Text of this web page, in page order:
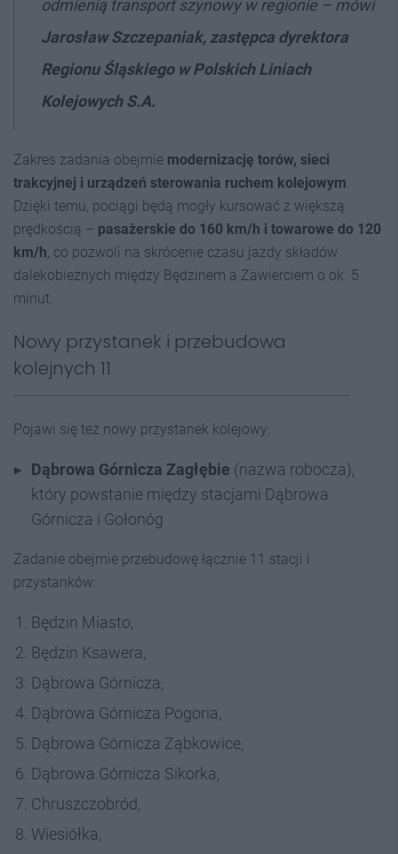
odmienią transport szynowy w regionie – mówi
Jarosław Szczepaniak, zastępca dyrektora
Regionu Śląskiego w Polskich Liniach
Kolejowych S.A.
Zakres zadania obejmie modernizację torów, sieci
trakcyjnej i urządzeń sterowania ruchem kolejowym.
Dzięki temu, pociągi będą mogły kursować z większą
prędkością – pasażerskie do 160 km/h i towarowe do 120
km/h, co pozwoli na skrócenie czasu jazdy składów
dalekobieżnych między Będzinem a Zawierciem o ok. 5
minut.
Nowy przystanek i przebudowa
kolejnych 11
Pojawi się też nowy przystanek kolejowy:
Dąbrowa Górnicza Zagłębie (nazwa robocza),
który powstanie między stacjami Dąbrowa
Górnicza i Gołonóg
Zadanie obejmie przebudowę łącznie 11 stacji i
przystanków:
Będzin Miasto,
Będzin Ksawera,
Dąbrowa Górnicza,
Dąbrowa Górnicza Pogoria,
Dąbrowa Górnicza Ząbkowice,
Dąbrowa Górnicza Sikorka,
Chruszczobród,
Wiesiółka,